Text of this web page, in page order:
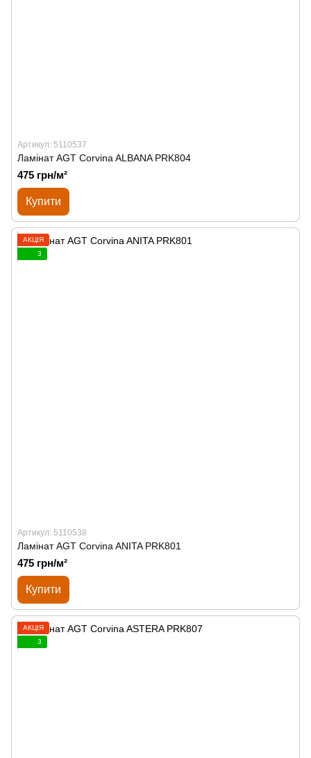
Артикул: 5110537
Ламінат AGT Corvina ALBANA PRK804
475 грн/м²
Купити
АКЦІЯ
3
Артикул: 5110538
Ламінат AGT Corvina ANITA PRK801
475 грн/м²
Купити
АКЦІЯ
3